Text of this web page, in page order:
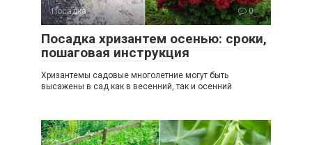
Посадка 0
Посадка хризантем осенью: сроки,
пошаговая инструкция
Хризантемы садовые многолетние могут быть
высажены в сад как в весенний, так и осенний